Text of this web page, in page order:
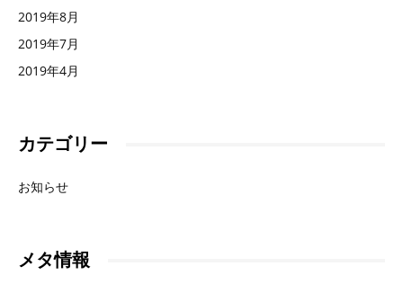
2019年8月
2019年7月
2019年4月
カテゴリー
お知らせ
メタ情報